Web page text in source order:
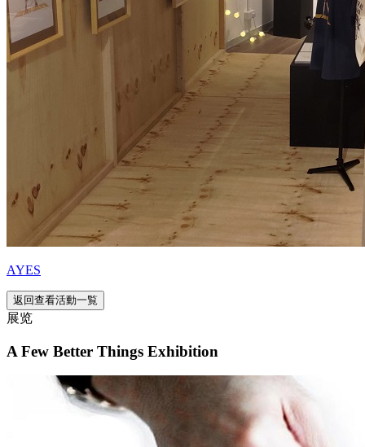
AYES
返回查看活動一覧
展览
A Few Better Things Exhibition